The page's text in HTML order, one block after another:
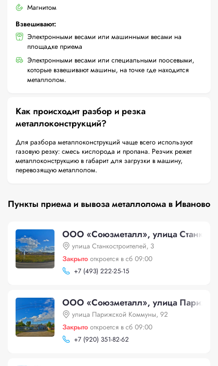
Магнитом
Взвешивают:
Электронными весами или машинными весами на
площадке приема
Электронными весами или специальными поосевыми,
которые взвешивают машины, на точке где находится
металлолом.
Как происходит разбор и резка
металлоконструкций?
Для разбора металлоконструкций чаще всего используют
газовую резку: смесь кислорода и пропана. Резчик режет
металлоконструкцию в габарит для загрузки в машину,
перевозящую металлолом.
Пункты приема и вывоза металлолома в Иваново
ООО «Союзметалл», улица
улица Станкостроителей, 3
Закрыто откроется в сб 09:00
+7 (493) 222-25-15
ООО «Союзметалл», улица
улица Парижской Коммуны, 92
Закрыто откроется в сб 09:00
+7 (920) 351-82-62